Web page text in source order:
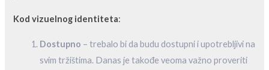
Kod vizuelnog identiteta:
Dostupno – trebalo bi da budu dostupni i upotrebljivi na
svim tržištima. Danas je takođe veoma važno proveriti